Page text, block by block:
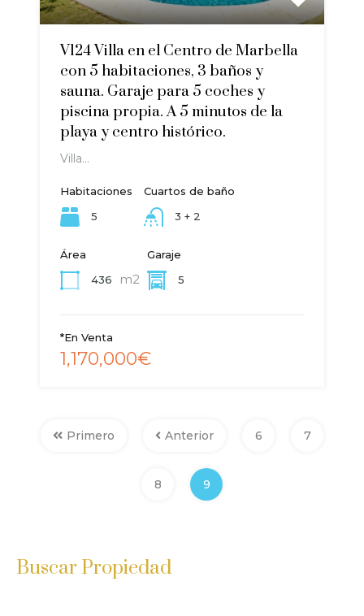
V124 Villa en el Centro de Marbella
con 5 habitaciones, 3 baños y
sauna. Garaje para 5 coches y
piscina propia. A 5 minutos de la
playa y centro histórico.
Villa…
Habitaciones
5
Cuartos de baño
3 + 2
Área
436
m2
Garaje
5
*En Venta
1,170,000€
Primero Anterior 6 7
8 9
Buscar Propiedad